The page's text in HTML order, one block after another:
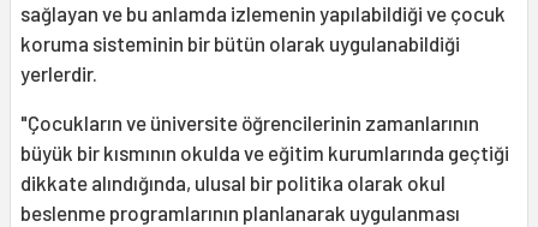
sağlayan ve bu anlamda izlemenin yapılabildiği ve çocuk
koruma sisteminin bir bütün olarak uygulanabildiği
yerlerdir.
"Çocukların ve üniversite öğrencilerinin zamanlarının
büyük bir kısmının okulda ve eğitim kurumlarında geçtiği
dikkate alındığında, ulusal bir politika olarak okul
beslenme programlarının planlanarak uygulanması